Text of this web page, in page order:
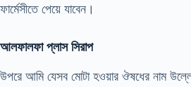
ফার্মেসীতে পেয়ে যাবেন।
আলফালফা প্লাস সিরাপ
উপরে আমি যেসব মোটা হওয়ার ঔষধের নাম